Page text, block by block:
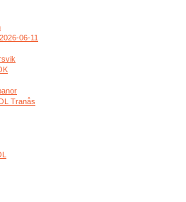
06-11
Tranås